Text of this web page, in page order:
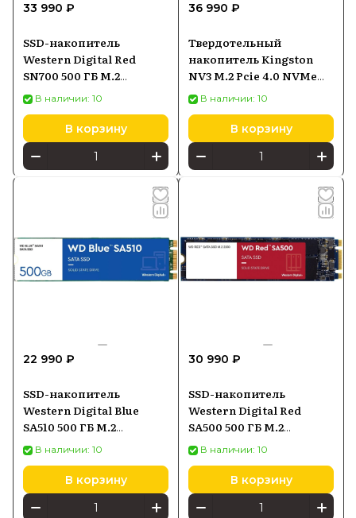
33 990 ₽
SSD-накопитель
Western Digital Red
SN700 500 ГБ M.2
(WDS500G1R0C)
В наличии: 10
В корзину
36 990 ₽
Твердотельный
накопитель Kingston
NV3 M.2 Pcie 4.0 NVMe
2TB SNV3S2000G
В наличии: 10
В корзину
22 990 ₽
SSD-накопитель
Western Digital Blue
SA510 500 ГБ M.2
(WDS500G3B0B)
В наличии: 10
В корзину
30 990 ₽
SSD-накопитель
Western Digital Red
SA500 500 ГБ M.2
(WDS500G1R0B)
В наличии: 10
В корзину